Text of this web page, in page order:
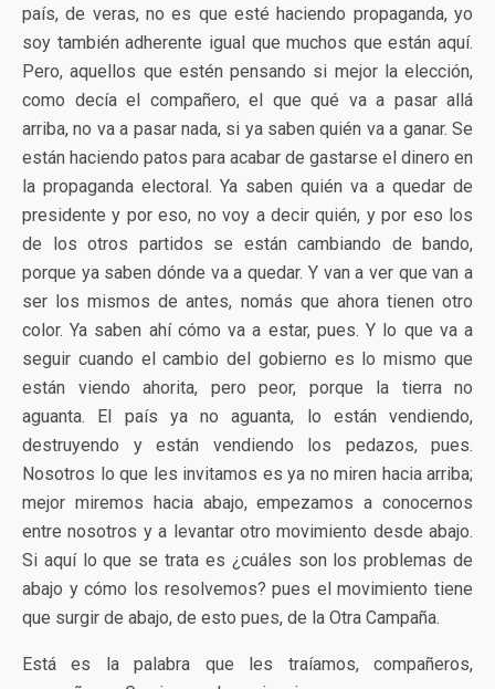
país, de veras, no es que esté haciendo propaganda, yo
soy también adherente igual que muchos que están aquí.
Pero, aquellos que estén pensando si mejor la elección,
como decía el compañero, el que qué va a pasar allá
arriba, no va a pasar nada, si ya saben quién va a ganar. Se
están haciendo patos para acabar de gastarse el dinero en
la propaganda electoral. Ya saben quién va a quedar de
presidente y por eso, no voy a decir quién, y por eso los
de los otros partidos se están cambiando de bando,
porque ya saben dónde va a quedar. Y van a ver que van a
ser los mismos de antes, nomás que ahora tienen otro
color. Ya saben ahí cómo va a estar, pues. Y lo que va a
seguir cuando el cambio del gobierno es lo mismo que
están viendo ahorita, pero peor, porque la tierra no
aguanta. El país ya no aguanta, lo están vendiendo,
destruyendo y están vendiendo los pedazos, pues.
Nosotros lo que les invitamos es ya no miren hacia arriba;
mejor miremos hacia abajo, empezamos a conocernos
entre nosotros y a levantar otro movimiento desde abajo.
Si aquí lo que se trata es ¿cuáles son los problemas de
abajo y cómo los resolvemos? pues el movimiento tiene
que surgir de abajo, de esto pues, de la Otra Campaña.
Está es la palabra que les traíamos, compañeros,